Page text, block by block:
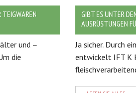
und –
die
GIBT ES UNTER
AUSRÜSTUNGEN
Ja sicher. Durch
entwickelt IFT K